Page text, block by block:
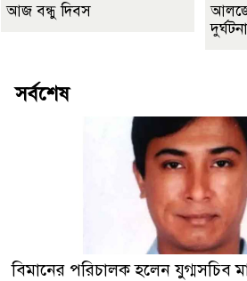
আজ বন্ধু দিবস
সর্বশেষ
বিমানের পরিচালক হলেন যুগ্মসচিব